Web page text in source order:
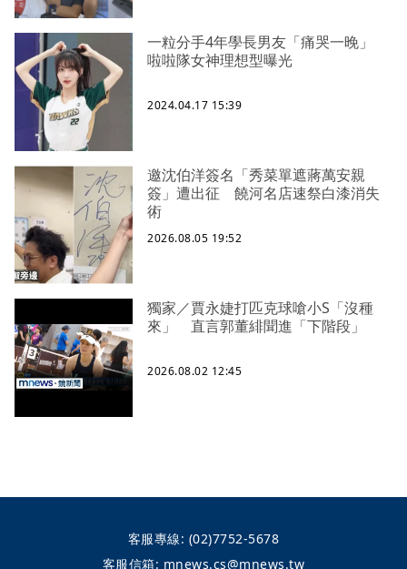
一粒分手4年學長男友「痛哭一晚」
啦啦隊女神理想型曝光
2024.04.17 15:39
邀沈伯洋簽名「秀菜單遮蔣萬安親
簽」遭出征 饒河名店速祭白漆消失
術
2026.08.05 19:52
獨家／賈永婕打匹克球嗆小S「沒種
來」 直言郭董緋聞進「下階段」
2026.08.02 12:45
客服專線: (02)7752-5678
客服信箱: mnews.cs@mnews.tw